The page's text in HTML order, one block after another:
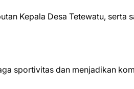
Kepala Desa Tetewatu, serta
sportivitas dan menjadikan